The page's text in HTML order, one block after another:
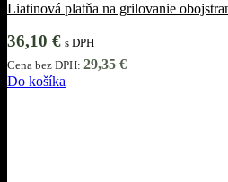
Liatinová platňa na grilovanie
36,10 € s DPH
Cena bez DPH: 29,35 €
Do košíka